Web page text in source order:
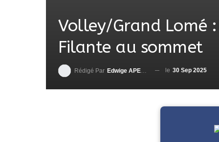
Volley/Grand Lomé :
Filante au sommet
Rédigé Par Edwige APEDO le 30 Sep 2025